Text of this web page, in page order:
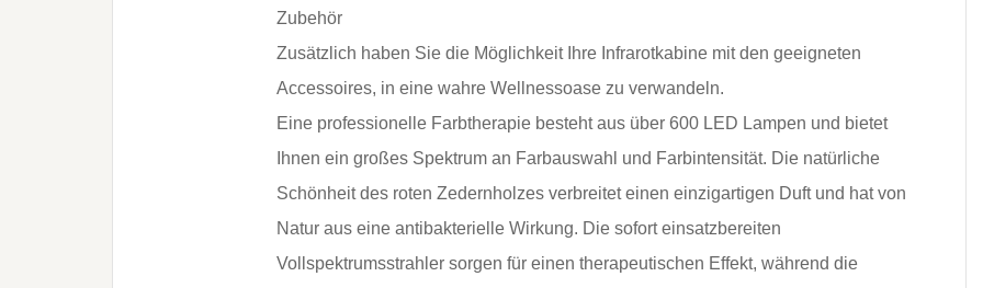
Zubehör
Zusätzlich haben Sie die Möglichkeit Ihre Infrarotkabine mit den geeigneten
Accessoires, in eine wahre Wellnessoase zu verwandeln.
Eine professionelle Farbtherapie besteht aus über 600 LED Lampen und bietet
Ihnen ein großes Spektrum an Farbauswahl und Farbintensität. Die natürliche
Schönheit des roten Zedernholzes verbreitet einen einzigartigen Duft und hat von
Natur aus eine antibakterielle Wirkung. Die sofort einsatzbereiten
Vollspektrumsstrahler sorgen für einen therapeutischen Effekt, während die